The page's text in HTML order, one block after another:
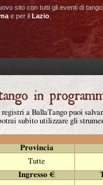
sito con tutti gli eventi di
e per il Lazio
a BallaTango puoi
subito utilizzare gli
Provincia
Tutte
Ingresso €